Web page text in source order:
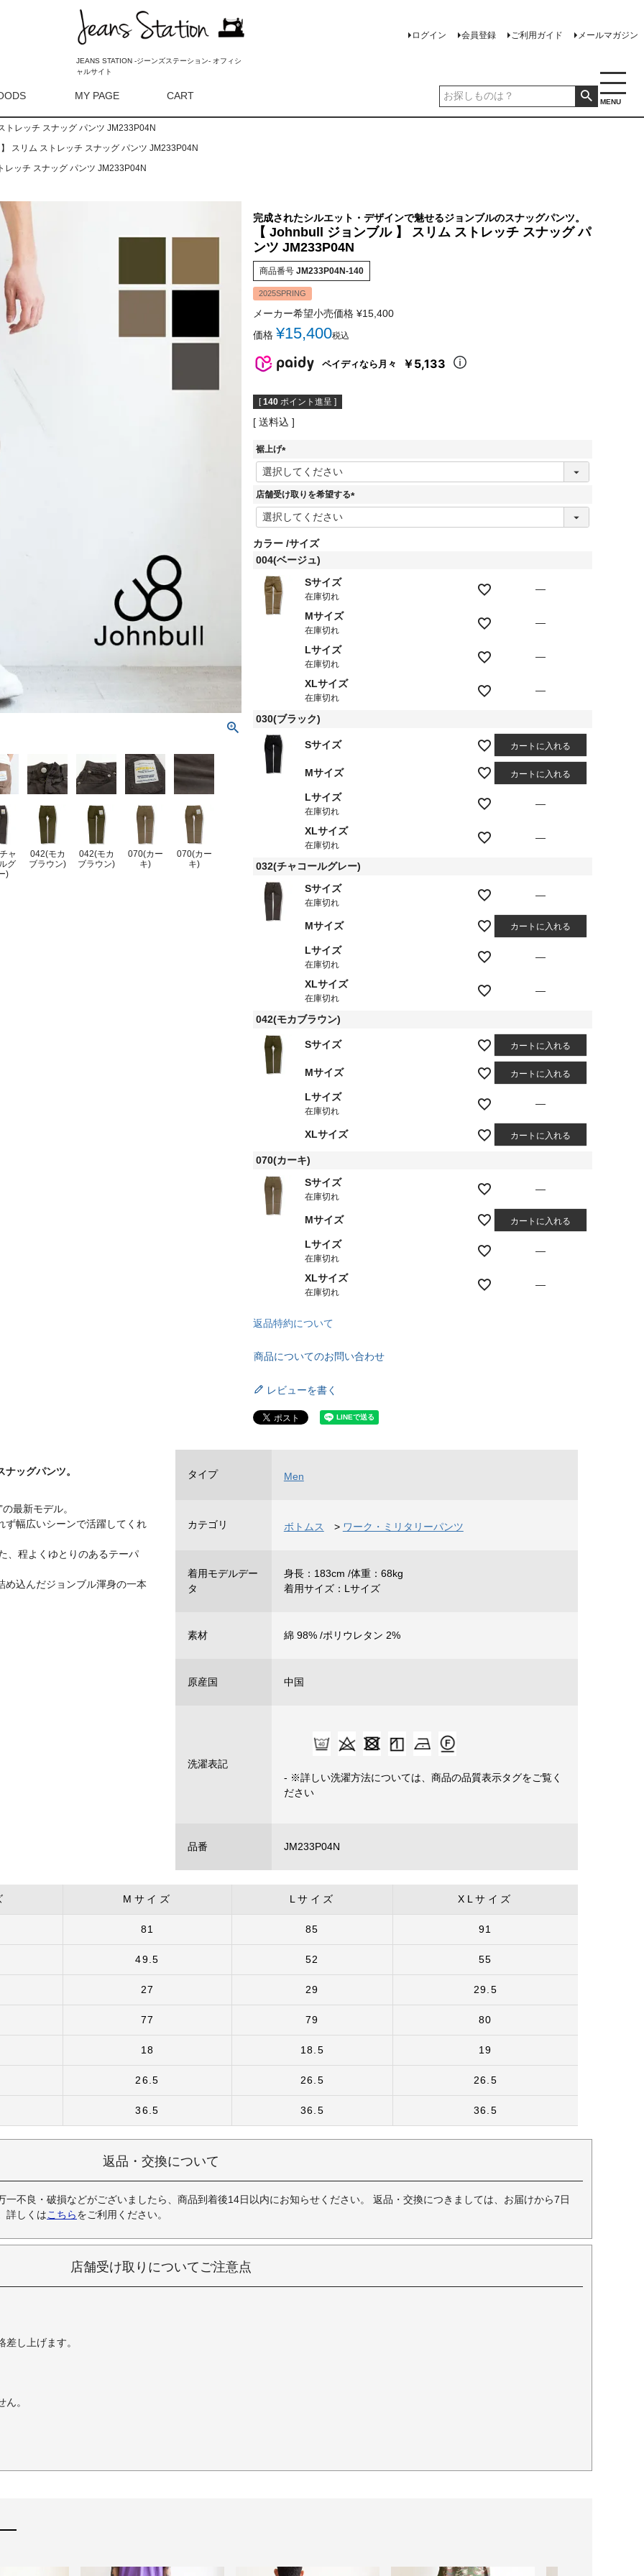
MENU
JEANS STATION -ジーンズステーション- オフィシ
ャルサイト
ログイン 会員登録 ご利用ガイド メールマガジン
MY PAGE CART
トレッチ スナッグ パンツ JM233P04N
スリム ストレッチ スナッグ パンツ JM233P04N
レッチ スナッグ パンツ JM233P04N
ャ
グ
)
042(モカ
ブラウン)
042(モカ
ブラウン)
070(カー
キ)
070(カー
キ)
完成されたシルエット・デザインで魅せるジョンブルのスナッグパンツ。
【 Johnbull ジョンブル 】 スリム ストレッチ スナッグ パ
ンツ JM233P04N
商品番号 JM233P04N-140
2025SPRING
メーカー希望小売価格 ¥15,400
価格 ¥15,400税込
ペイディなら月々 ￥5,133
[ 140 ポイント進呈 ]
送料込
裾上げ
(
必
須
店舗受け取りを希望する
(
カラー サイズ
004(ベージュ)
Sサイズ
在庫切れ
—
Mサイズ
在庫切れ
—
Lサイズ
在庫切れ
—
XLサイズ
在庫切れ
—
030(ブラック)
Sサイズ カートに入れる
Mサイズ カートに入れる
Lサイズ
在庫切れ
—
XLサイズ
在庫切れ
—
032(チャコールグレー)
Sサイズ
在庫切れ
—
Mサイズ カートに入れる
Lサイズ
在庫切れ
—
XLサイズ
在庫切れ
—
042(モカブラウン)
Sサイズ カートに入れる
Mサイズ カートに入れる
Lサイズ
在庫切れ
—
XLサイズ カートに入れる
070(カーキ)
Sサイズ
在庫切れ
—
Mサイズ カートに入れる
Lサイズ
在庫切れ
—
XLサイズ
在庫切れ
—
返品特約について
商品についてのお問い合わせ
レビューを書く
ッグパンツ。
最新モデル。
ず幅広いシーンで活躍してくれ
、程よくゆとりのあるテーパ
め込んだジョンブル渾身の一本
タイプ Men
カテゴリ ボトムス > ワーク・ミリタリーパンツ
着用モデルデー
タ
身長：183cm /体重：68kg
着用サイズ：Lサイズ
素材 綿 98% /ポリウレタン 2%
原産国 中国
洗濯表記
- ※詳しい洗濯方法については、商品の品質表示タグをご覧く
ださい
品番 JM233P04N
Mサイズ Lサイズ XLサイズ
81 85 91
49.5 52 55
27 29 29.5
77 79 80
18 18.5 19
26.5 26.5 26.5
36.5 36.5 36.5
返品・交換について
不良・破損などがございましたら、商品到着後14日以内にお知らせください。 返品・交換につきましては、お届けから7日
詳しくはこちらをご利用ください。
店舗受け取りについてご注意点
し上げます。
。